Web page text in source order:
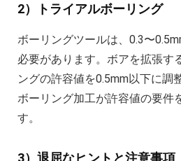
2）トライアルボーリング
ボーリングツールは、0.3〜
必要があります。ボアを拡張す
ングの許容値を0.5mm以下に調
ボーリング加工が許容値の要件
す。
3）退屈なヒントと注意事項